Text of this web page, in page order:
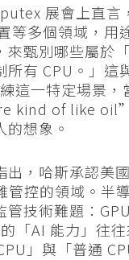
展會上直言
等多個領域，用
來甄別哪些屬於
所有 CPU。」
這一特定場景，
kind of like
的想象。
出，哈斯承認美
管控的領域。
管技術難題：
「AI 能力」往
」與「普通